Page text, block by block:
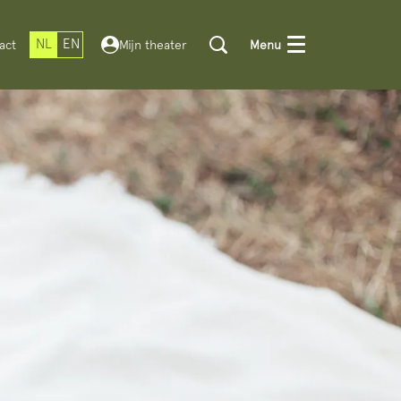
NL EN Mijn theater Menu